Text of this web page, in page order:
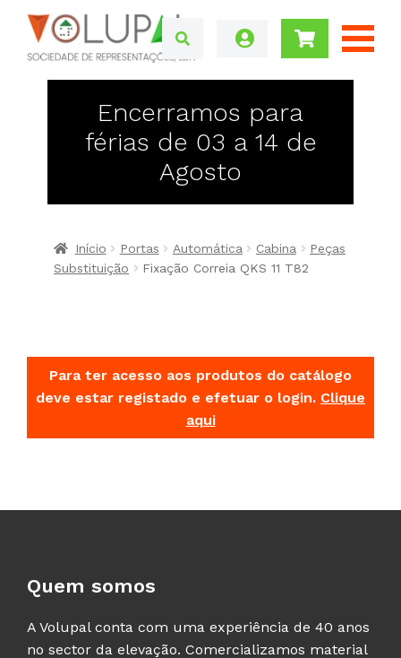
Encerramos para
férias de 03 a 14 de
Agosto
Início Portas Automática Cabina
Peças
Substituição
Fixação Correia QKS 11 T82
Para ter acesso aos produtos do catálogo
deve estar registado e efetuar o login. Clique
aqui
Quem somos
A Volupal conta com uma experiência de 40 anos
no sector da elevação. Comercializamos material